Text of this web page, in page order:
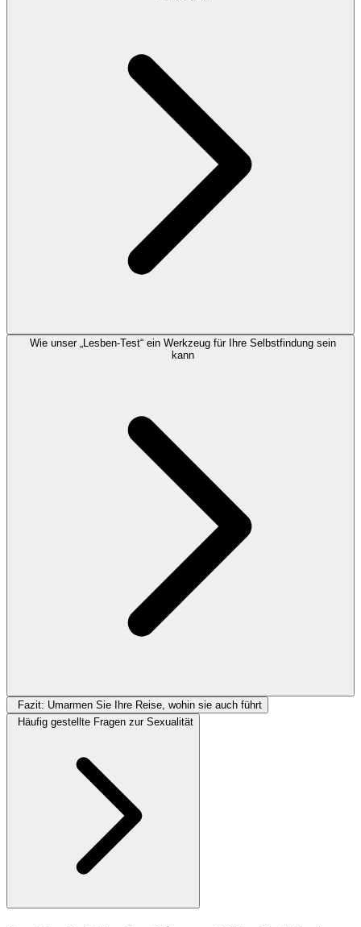
Wie unser „Lesben-Test“ ein Werkzeug für Ihre Selbstfindung sein
kann
Fazit: Umarmen Sie Ihre Reise, wohin sie auch führt
Häufig gestellte Fragen zur Sexualität